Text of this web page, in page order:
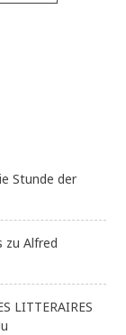
Stunde der
zuAlfred
LITTERAIRES